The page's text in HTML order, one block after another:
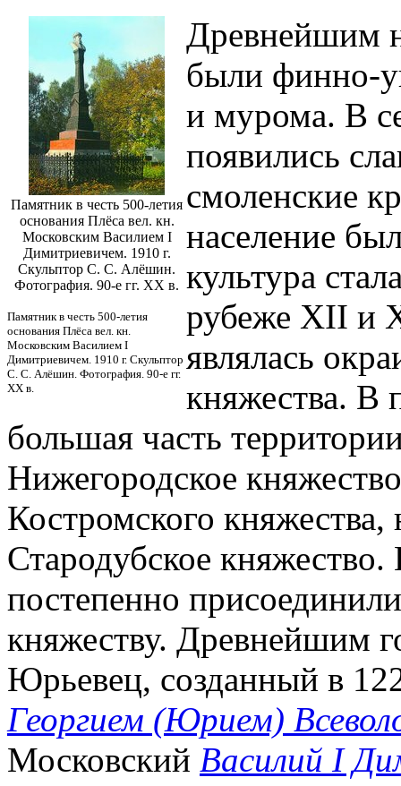
Памятник в честь 500-летия
основания Плёса вел. кн.
Московским Василием I
Димитриевичем. 1910 г.
Скульптор С. С. Алёшин.
Фотография. 90-е гг. XX в.
Памятник в честь 500-летия
основания Плёса вел. кн.
Московским Василием I
Димитриевичем. 1910 г. Скульптор
С. С. Алёшин. Фотография. 90-е гг.
XX в.
Древнейшим
были финно-
и мурома. В
появились
смоленские
население
культура
рубеже XII и
являлась
княжества. В
большая часть
Нижегородское
Костромского
Стародубское
постепенно
княжеству. Древнейшим
Юрьевец, созданный в
Георгием (Юрием)
Московский Василий I